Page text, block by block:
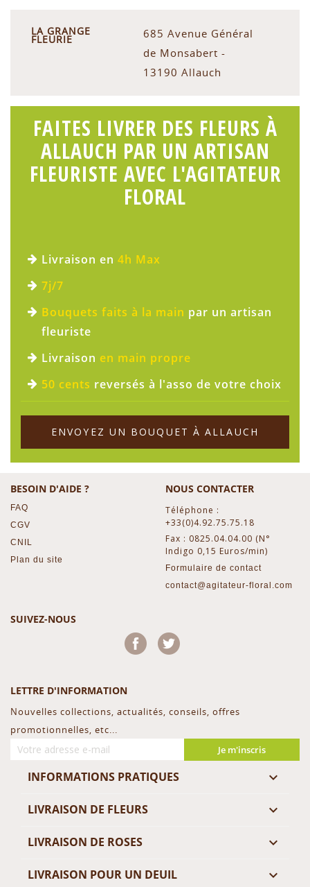
LA GRANGE
FLEURIE
685 Avenue Général
de Monsabert -
13190 Allauch
FAITES LIVRER DES FLEURS À
ALLAUCH PAR UN ARTISAN
FLEURISTE AVEC L'AGITATEUR
FLORAL
Livraison en 4h Max
7j/7
Bouquets faits à la main par un artisan
fleuriste
Livraison en main propre
50 cents reversés à l'asso de votre choix
ENVOYEZ UN BOUQUET À ALLAUCH
BESOIN D'AIDE ?
FAQ
CGV
CNIL
Plan du site
NOUS CONTACTER
Téléphone :
+33(0)4.92.75.75.18
Fax : 0825.04.04.00 (N°
Indigo 0,15 Euros/min)
Formulaire de contact
contact@agitateur-floral.com
SUIVEZ-NOUS
Facebook
LETTRE D'INFORMATION
Nouvelles collections, actualités, conseils, offres
promotionnelles, etc...
Je m'inscris
INFORMATIONS PRATIQUES 
LIVRAISON DE FLEURS 
LIVRAISON DE ROSES 
LIVRAISON POUR UN DEUIL 